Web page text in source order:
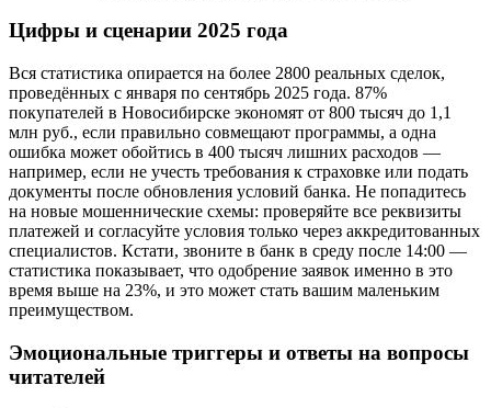
Цифры и сценарии 2025 года
Вся статистика опирается на более 2800 реальных сделок,
проведённых с января по сентябрь 2025 года. 87%
покупателей в Новосибирске экономят от 800 тысяч до 1,1
млн руб., если правильно совмещают программы, а одна
ошибка может обойтись в 400 тысяч лишних расходов —
например, если не учесть требования к страховке или подать
документы после обновления условий банка. Не попадитесь
на новые мошеннические схемы: проверяйте все реквизиты
платежей и согласуйте условия только через аккредитованных
специалистов. Кстати, звоните в банк в среду после 14:00 —
статистика показывает, что одобрение заявок именно в это
время выше на 23%, и это может стать вашим маленьким
преимуществом.
Эмоциональные триггеры и ответы на вопросы
читателей